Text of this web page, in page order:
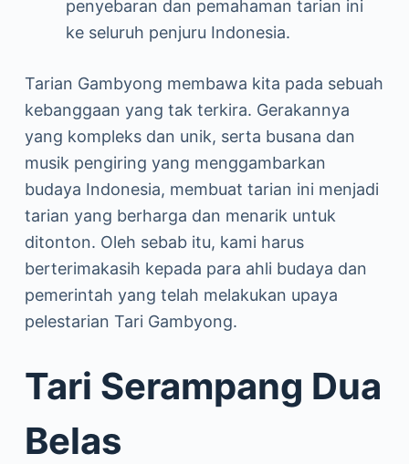
penyebaran dan pemahaman tarian ini
ke seluruh penjuru Indonesia.
Tarian Gambyong membawa kita pada sebuah
kebanggaan yang tak terkira. Gerakannya
yang kompleks dan unik, serta busana dan
musik pengiring yang menggambarkan
budaya Indonesia, membuat tarian ini menjadi
tarian yang berharga dan menarik untuk
ditonton. Oleh sebab itu, kami harus
berterimakasih kepada para ahli budaya dan
pemerintah yang telah melakukan upaya
pelestarian Tari Gambyong.
Tari Serampang Dua
Belas